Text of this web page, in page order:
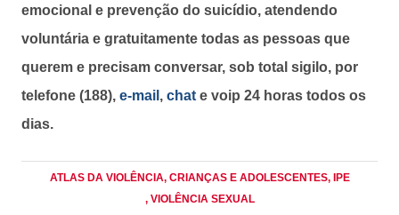
emocional e prevenção do suicídio, atendendo
voluntária e gratuitamente todas as pessoas que
querem e precisam conversar, sob total sigilo, por
telefone (188), e-mail , chat e voip 24 horas todos os
dias.
ATLAS DA VIOLÊNCIA, CRIANÇAS E ADOLESCENTES, IPE
, VIOLÊNCIA SEXUAL